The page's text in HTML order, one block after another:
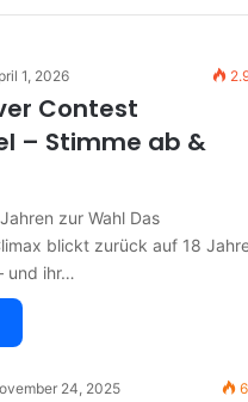
1, 2026
Contest
– Stimme ab &
zur Wahl Das
blickt zurück auf 18
und ihr…
24, 2025